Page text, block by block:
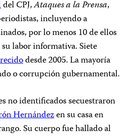
del CPJ,Ataques a la Prensa,
incluyendo a
por lo menos 10 de ellos
labor informativa. Siete
desde 2005. La mayoría
o corrupción gubernamental.
no identificados secuestraron
Hernándezen su casa en
Su cuerpo fue hallado al